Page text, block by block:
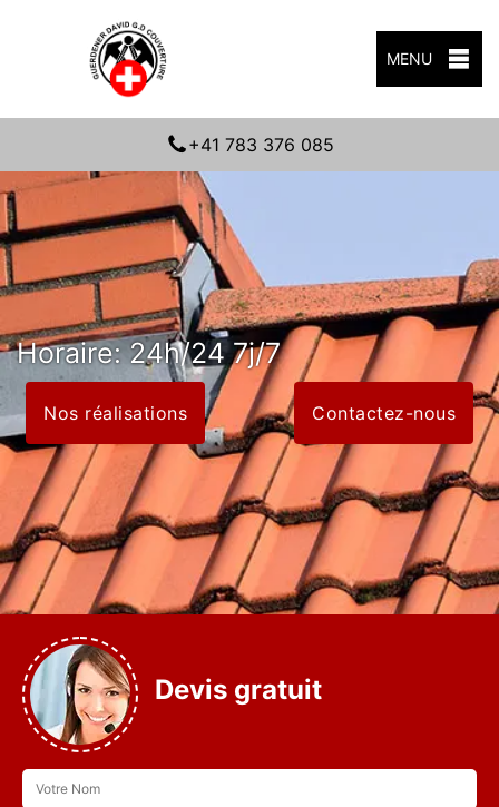
MENU
+41 783 376 085
Horaire: 24h/24 7j/7
Nos réalisations Contactez-nous
Devis gratuit